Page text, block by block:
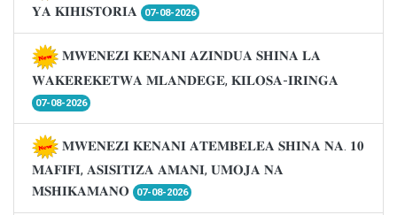
𝐘𝐀 𝐊𝐈𝐇𝐈𝐒𝐓𝐎𝐑𝐈𝐀
07-08-2026
𝐌𝐖𝐄𝐍𝐄𝐙𝐈 𝐊𝐄𝐍𝐀𝐍𝐈 𝐀𝐙𝐈𝐍𝐃𝐔𝐀 𝐒𝐇𝐈𝐍𝐀 𝐋𝐀
𝐖𝐀𝐊𝐄𝐑𝐄𝐊𝐄𝐓𝐖𝐀 𝐌𝐋𝐀𝐍𝐃𝐄𝐆𝐄, 𝐊𝐈𝐋𝐎𝐒𝐀-𝐈𝐑𝐈𝐍𝐆𝐀
07-08-2026
𝐌𝐖𝐄𝐍𝐄𝐙𝐈 𝐊𝐄𝐍𝐀𝐍𝐈 𝐀𝐓𝐄𝐌𝐁𝐄𝐋𝐄𝐀 𝐒𝐇𝐈𝐍𝐀 𝐍𝐀. 𝟏𝟎
𝐌𝐀𝐅𝐈𝐅𝐈, 𝐀𝐒𝐈𝐒𝐈𝐓𝐈𝐙𝐀 𝐀𝐌𝐀𝐍𝐈, 𝐔𝐌𝐎𝐉𝐀 𝐍𝐀
𝐌𝐒𝐇𝐈𝐊𝐀𝐌𝐀𝐍𝐎
07-08-2026